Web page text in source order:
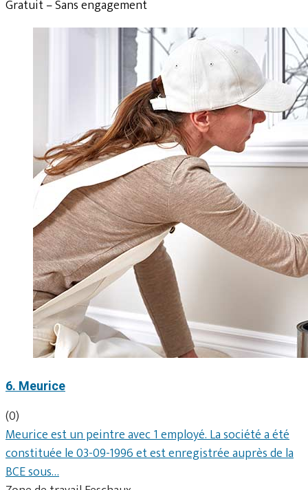
Gratuit – Sans engagement
6. Meurice
(0)
Meurice est un peintre avec 1 employé. La société a été
constituée le 03-09-1996 et est enregistrée auprès de la
BCE sous…